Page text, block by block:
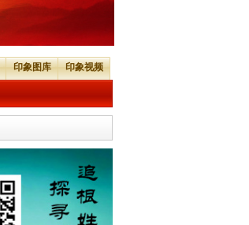
印象图库 印象视频